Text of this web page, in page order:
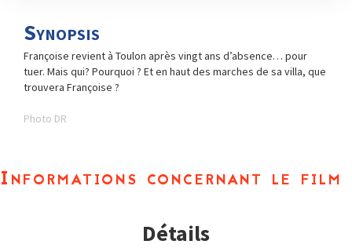
Synopsis
Françoise revient à Toulon après vingt ans d’absence… pour
tuer. Mais qui? Pourquoi ? Et en haut des marches de sa villa, que
trouvera Françoise ?
Photo DR
Informations concernant le film
Détails